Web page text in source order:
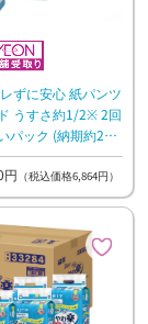
ずに安心 紙パンツ
うすさ約1/2※ 2回
パック (納期約2週
】70枚×3
円 （税込価格6,864円）